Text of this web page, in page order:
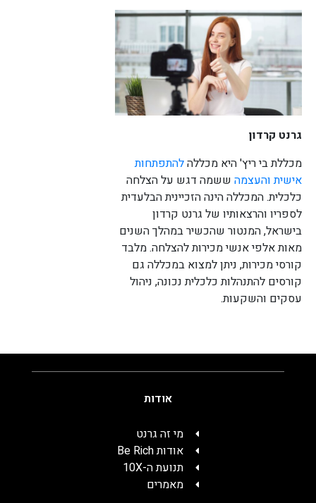
גרנט קרדון
מכללת בי ריץ' היא מכללהלהתפתחות
אישית והעצמה ששמה דגש על הצלחה
כלכלית. המכללה הינה הזכיינית הבלעדית
לספריו והרצאותיו של גרנט קרדון
בישראל, המנטור שהכשיר במהלך השנים
מאות אלפי אנשי מכירות להצלחה. מלבד
קורסי מכירות, ניתן למצוא במכללה גם
קורסים להתנהלות כלכלית נכונה, ניהול
עסקים והשקעות.
אודות
מי זה גרנט
אודות Be Rich
תנועת ה-10X
מאמרים